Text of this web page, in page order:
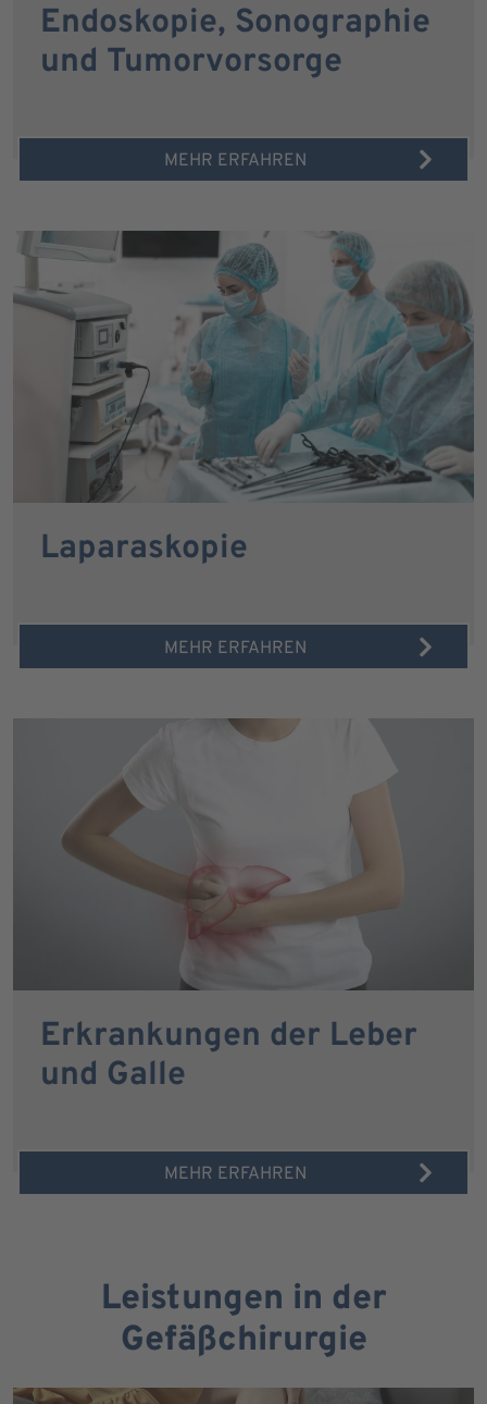
Endoskopie, Sonographie
und Tumorvorsorge
MEHR ERFAHREN
Laparaskopie
MEHR ERFAHREN
Erkrankungen der Leber
und Galle
MEHR ERFAHREN
Leistungen in der
Gefäßchirurgie